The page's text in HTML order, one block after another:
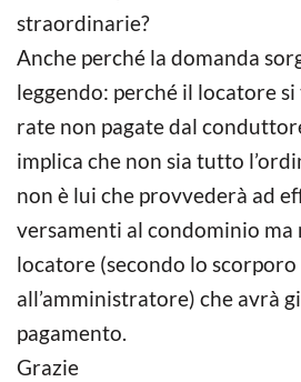
straordinarie?
Anche perché la domanda
leggendo: perché il locatore
rate non pagate dal
implica che non sia tutto
non è lui che provvederà ad
versamenti al condominio
locatore (secondo lo
all’amministratore) che avrà
pagamento.
Grazie